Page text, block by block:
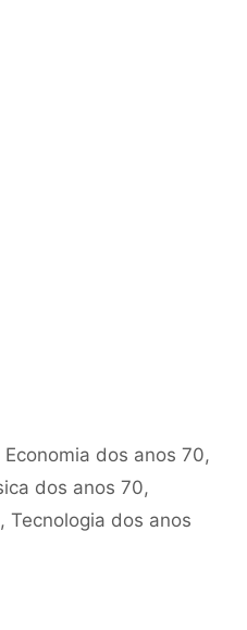
Economia dos anos 70,
dos anos 70,
, Tecnologia dos anos